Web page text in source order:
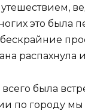
это была
распахнула
была
по городу